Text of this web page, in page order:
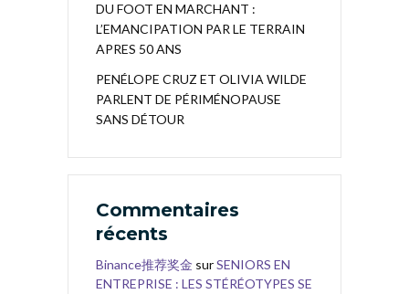
DU FOOT EN MARCHANT :
L’EMANCIPATION PAR LE TERRAIN
APRES 50 ANS
PENÉLOPE CRUZ ET OLIVIA WILDE
PARLENT DE PÉRIMÉNOPAUSE
SANS DÉTOUR
Commentaires
récents
Binance推荐奖金 surSENIORS EN
ENTREPRISE : LES STÉRÉOTYPES SE